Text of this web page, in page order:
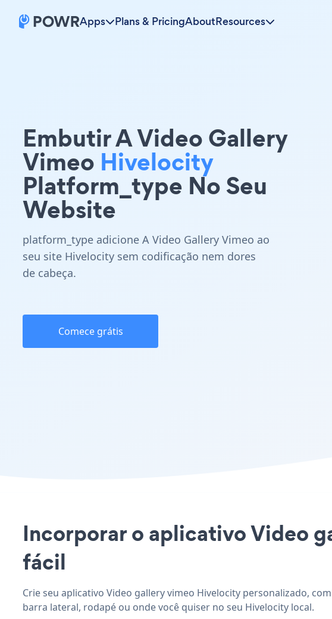
Apps Plans & PricingAboutResources
Embutir A Video Gallery
Vimeo Hivelocity
Platform_type No Seu
Website
platform_type adicione A Video Gallery Vimeo ao
seu site Hivelocity sem codificação nem dores
de cabeça.
Comece grátis
Incorporar o aplicativo Video
fácil
Crie seu aplicativo Video gallery vimeo Hivelocity personalizado,
barra lateral, rodapé ou onde você quiser no seu Hivelocity local.